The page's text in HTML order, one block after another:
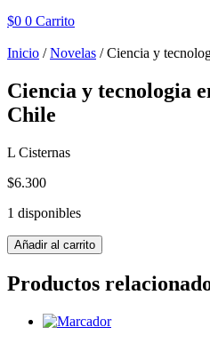
$0 0 Carrito
Inicio /Novelas / Ciencia y
Ciencia y tecnologia
Chile
L Cisternas
$6.300
1 disponibles
Ciencia
y
tecnologia
en
regiones
Añadir al carrito
Productos